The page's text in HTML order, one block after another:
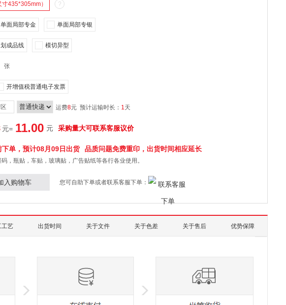
435*305mm） ?
单面局部专金 单面局部专银
划成品线 模切异型
张
开增值税普通电子发票
运费8元 预计运输时长： 1天
元= 11.00 元 采购量大可联系客服议价
单，预计08月09日 出货 品质问题免费重印，出货时间相应延长
，瓶贴，车贴，玻璃贴，广告贴纸等各行各业使用。
入购物车 您可自助下单或者联系客服下单：
工艺 出货时间 关于文件 关于色差 关于售后 优势保障